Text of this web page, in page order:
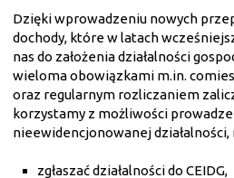
Dzięki wprowadzeniu nowych
dochody, które w latach
nas do założenia działalności
wieloma obowiązkami m.in.
oraz regularnym rozliczaniem
korzystamy z możliwości
nieewidencjonowanej działalności,
zgłaszać działalności do CEIDG,